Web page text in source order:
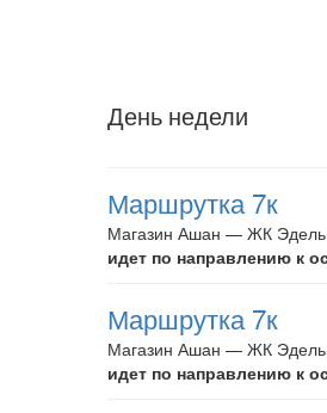
День недели
Маршрутка 7к
Магазин Ашан — ЖК
идет по направлению к
Маршрутка 7к
Магазин Ашан — ЖК
идет по направлению к